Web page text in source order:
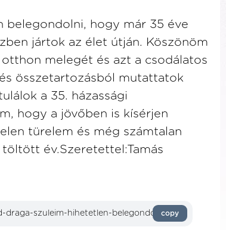
belegondolni, hogy már 35 éve
jártok az élet útján. Köszönöm
melegét és azt a csodálatos
összetartozásból mutattatok
a 35. házassági
hogy a jövőben is kísérjen
türelem és még számtalan
év.Szeretettel:Tamás
copy